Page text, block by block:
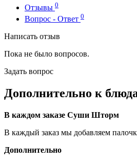
Отзывы 0
Вопрос - Ответ 0
Написать отзыв
Пока не было вопросов.
Задать вопрос
Дополнительно к
В каждом заказе Суши Шторм
В каждый заказ мы добавляем
Дополнительно